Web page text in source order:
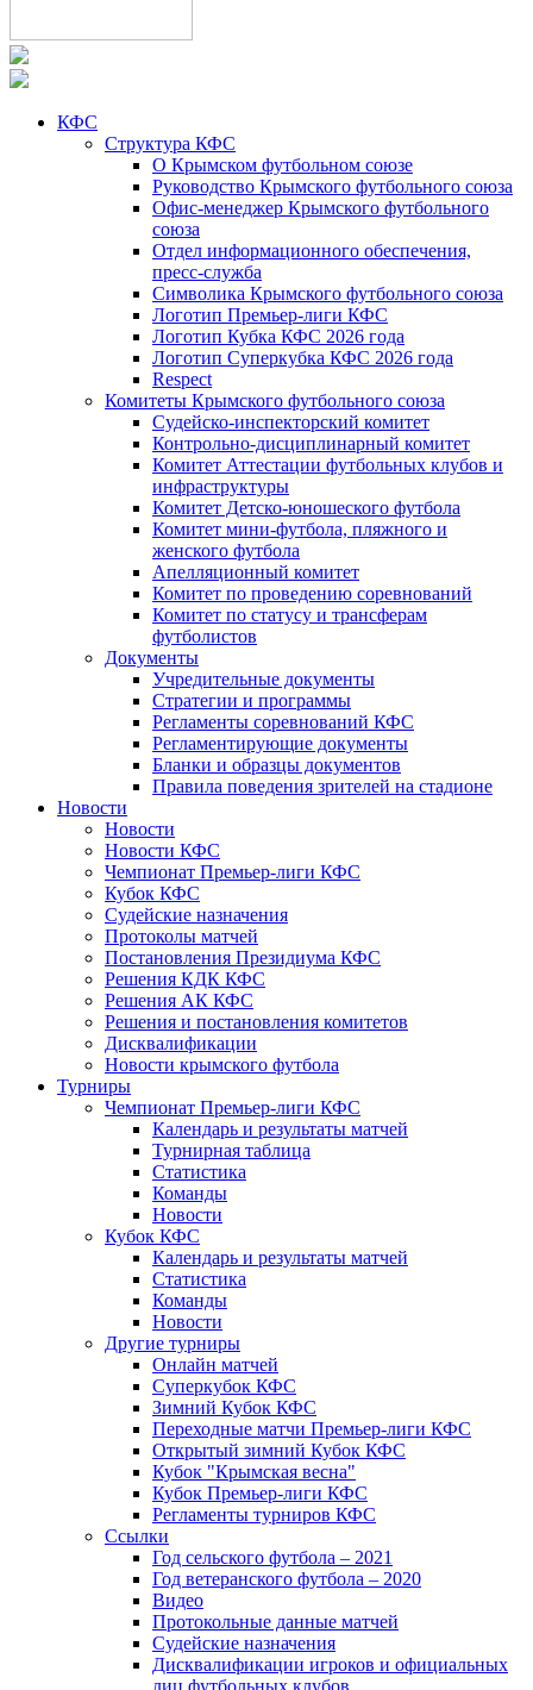
КФС
Структура КФС
О Крымском футбольном союзе
Руководство Крымского футбольного союза
Офис-менеджер Крымского футбольного
союза
Отдел информационного обеспечения,
пресс-служба
Символика Крымского футбольного союза
Логотип Премьер-лиги КФС
Логотип Кубка КФС 2026 года
Логотип Суперкубка КФС 2026 года
Respect
Комитеты Крымского футбольного союза
Судейско-инспекторский комитет
Контрольно-дисциплинарный комитет
Комитет Аттестации футбольных клубов и
инфраструктуры
Комитет Детско-юношеского футбола
Комитет мини-футбола, пляжного и
женского футбола
Апелляционный комитет
Комитет по проведению соревнований
Комитет по статусу и трансферам
футболистов
Документы
Учредительные документы
Стратегии и программы
Регламенты соревнований КФС
Регламентирующие документы
Бланки и образцы документов
Правила поведения зрителей на стадионе
Новости
Новости
Новости КФС
Чемпионат Премьер-лиги КФС
Кубок КФС
Судейские назначения
Протоколы матчей
Постановления Президиума КФС
Решения КДК КФС
Решения АК КФС
Решения и постановления комитетов
Дисквалификации
Новости крымского футбола
Турниры
Чемпионат Премьер-лиги КФС
Календарь и результаты матчей
Турнирная таблица
Статистика
Команды
Новости
Кубок КФС
Календарь и результаты матчей
Статистика
Команды
Новости
Другие турниры
Онлайн матчей
Суперкубок КФС
Зимний Кубок КФС
Переходные матчи Премьер-лиги КФС
Открытый зимний Кубок КФС
Кубок "Крымская весна"
Кубок Премьер-лиги КФС
Регламенты турниров КФС
Ссылки
Год сельского футбола – 2021
Год ветеранского футбола – 2020
Видео
Протокольные данные матчей
Судейские назначения
Дисквалификации игроков и официальных
лиц футбольных клубов